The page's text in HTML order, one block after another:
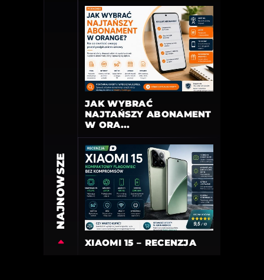
NAJNOWSZE
JAK WYBRAĆ
NAJTAŃSZY ABONAMENT
W ORA...
XIAOMI 15 – RECENZJA